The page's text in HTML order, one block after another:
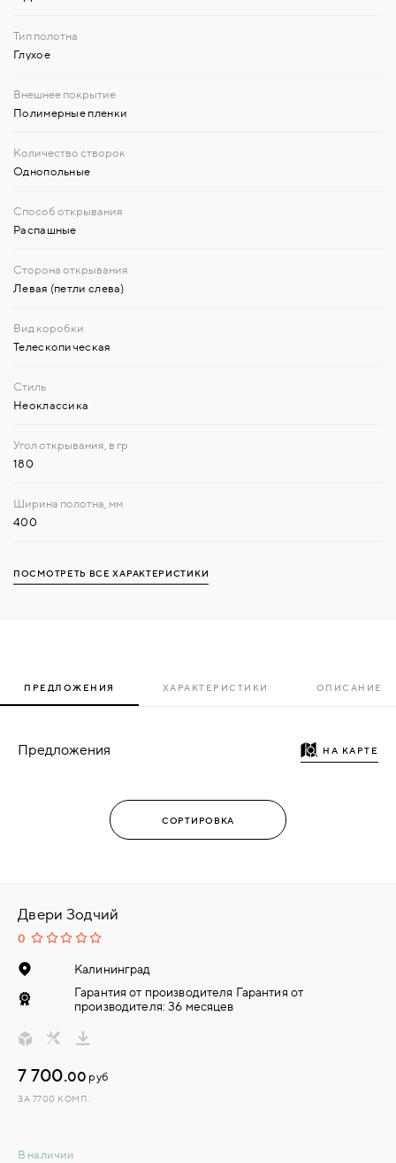
Глухое
Полимерные пленки
Однопольные
Распашные
Левая (петли слева)
Телескопическая
Неоклассика
180
400
ПОСМОТРЕТЬ ВСЕ ХАРАКТЕРИСТИКИ
ПРЕДЛОЖЕНИЯ ХАРАКТЕРИСТИКИ ОПИСАНИЕ
Предложения НА КАРТЕ
Двери Зодчий
0
Калининград
Гарантия от производителя Гарантия от
производителя: 36 месяцев
В наличии
7 700.00 руб
ЗА 7700 КОМП.